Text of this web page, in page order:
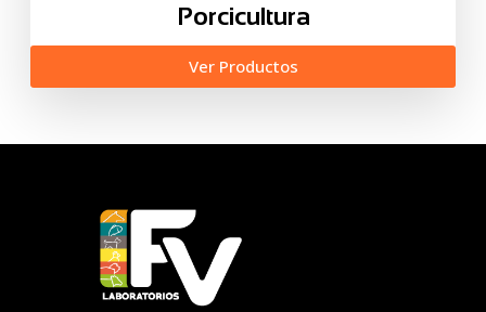
Porcicultura
Ver Productos